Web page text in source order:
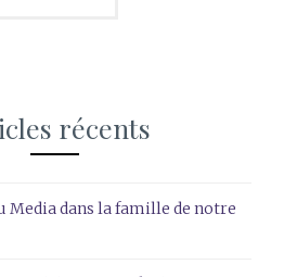
récents
Media dans la famille de notre